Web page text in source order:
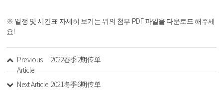
※ 일정 및 시간표 자세히 보기는 위의 첨부 PDF 파일을 다운로드 해주세
요!
Previous
Article
2022春季2期传单
Next Article 2021冬季6期传单